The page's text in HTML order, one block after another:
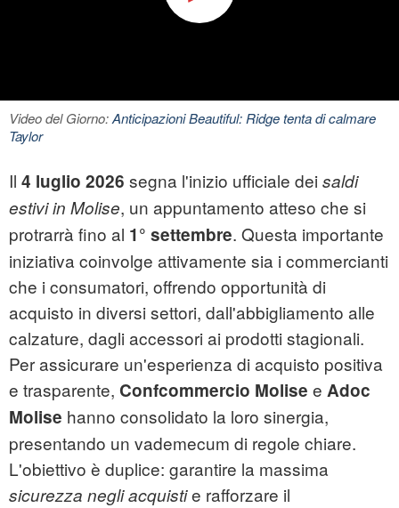
Video del Giorno:Anticipazioni Beautiful: Ridge tenta di calmare
Taylor
Il 4 luglio 2026 segna l'inizio ufficiale dei saldi
estivi in Molise, un appuntamento atteso che si
protrarrà fino al 1° settembre. Questa importante
iniziativa coinvolge attivamente sia i commercianti
che i consumatori, offrendo opportunità di
acquisto in diversi settori, dall'abbigliamento alle
calzature, dagli accessori ai prodotti stagionali.
Per assicurare un'esperienza di acquisto positiva
e trasparente, Confcommercio Molise e Adoc
Molise hanno consolidato la loro sinergia,
presentando un vademecum di regole chiare.
L'obiettivo è duplice: garantire la massima
sicurezza negli acquistie rafforzare il